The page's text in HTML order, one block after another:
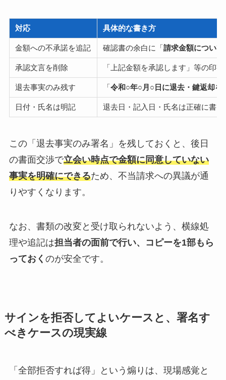
対応 具体的な書き方
金額への不承諾を追記 確認書の余白に「請求金額につい
承認文言を削除 「上記金額を承認します」等の印
退去事実のみ残す 「令和○年○月○日に退去・鍵返却を
日付・氏名は明記 退去日・記入日・氏名は正確に書
この「退去事実のみ署名」を残しておくと、後日
の書面交渉で立会い時点で金額に同意していない
事実を明確にできるため、不当請求への異議が通
りやすくなります。
なお、書類の改変と受け取られないよう、横線処
理や追記は担当者の面前で行い、コピーを1部もら
っておく のが安全です。
サインを拒否してよいケースと、署名す
べきケースの現実線
「全部拒否すれば得」という煽りは、現場感覚と